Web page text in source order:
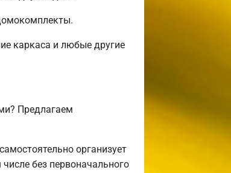
каркаса и любые другие
Предлагаем
организует
без первоначального